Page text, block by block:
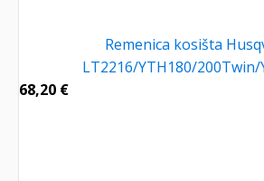
Remenica kosišta
LT2216/YTH180/200Twin/
68,20 €